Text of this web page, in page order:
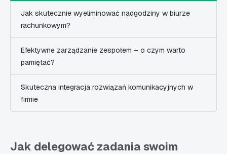
Jak skutecznie wyeliminować nadgodziny w biurze
rachunkowym?
Efektywne zarządzanie zespołem – o czym warto
pamiętać?
Skuteczna integracja rozwiązań komunikacyjnych w
firmie
Jak delegować zadania swoim